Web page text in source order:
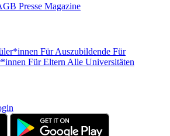
Presse Magazine
Für Auszubildende Für
Für Eltern Alle Universitäten